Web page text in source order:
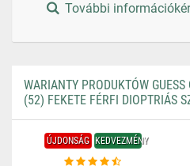
További
WARIANTY PRODUKTÓW
(52) FEKETE FÉRFI DIOPTRIÁS
ÚJDONSÁG KEDVEZMÉNY